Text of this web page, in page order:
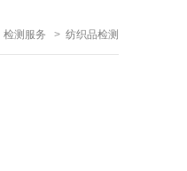
检测服务 纺织品检测